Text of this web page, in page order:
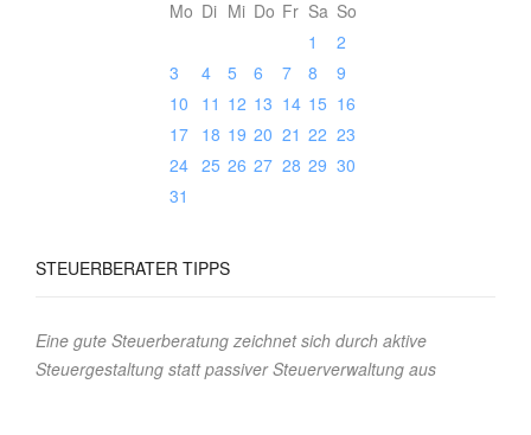
Mo Di Mi Do Fr Sa So
1
2
3
4 5 6 7 8
9
10
11 12 13 14 15 16
17
18 19 20 21 22 23
24 25 26 27 28 29 30
31
STEUERBERATER TIPPS
Eine gute Steuerberatung zeichnet sich durch aktive
Steuergestaltung statt passiver Steuerverwaltung aus